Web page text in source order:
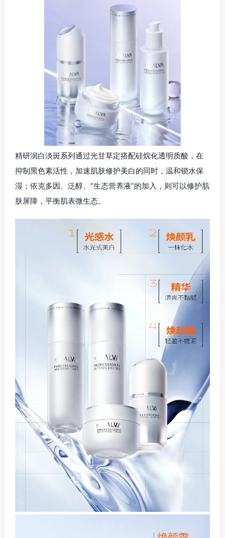
精研润白淡斑系列通过光甘草定搭配硅烷化透明质酸，在
抑制黑色素活性，加速肌肤修护美白的同时，温和锁水保
湿；依克多因、泛醇、“生态营养液”的加入，则可以修护肌
肤屏障，平衡肌表微生态。